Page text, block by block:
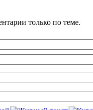
только по теме.